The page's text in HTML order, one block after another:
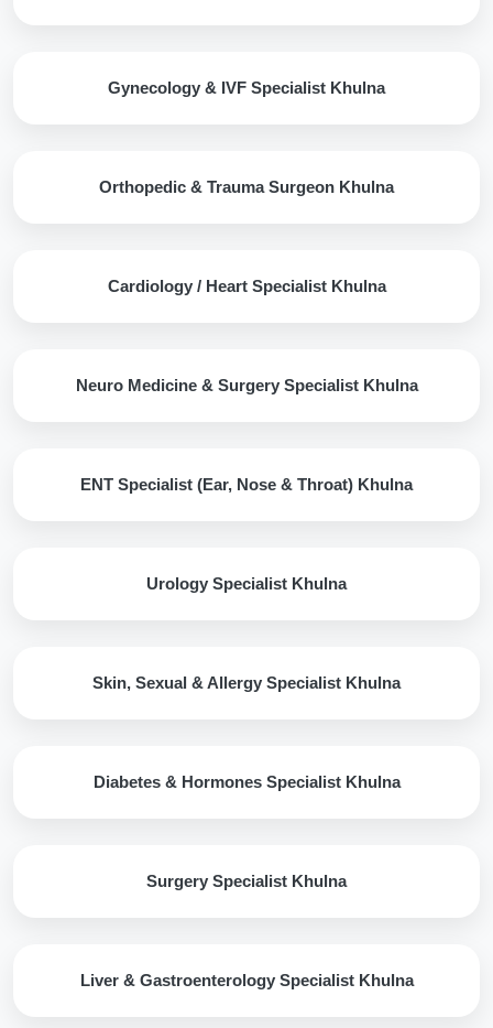
Gynecology & IVF Specialist Khulna
Orthopedic & Trauma Surgeon Khulna
Cardiology / Heart Specialist Khulna
Neuro Medicine & Surgery Specialist Khulna
ENT Specialist (Ear, Nose & Throat) Khulna
Urology Specialist Khulna
Skin, Sexual & Allergy Specialist Khulna
Diabetes & Hormones Specialist Khulna
Surgery Specialist Khulna
Liver & Gastroenterology Specialist Khulna